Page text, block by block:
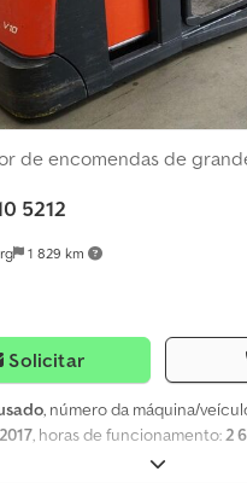
1 829 km
de encomendas de
5212
Solicitar
, número da máquina/
2017 , horas de funcionamento: 2
, altura de elevação: